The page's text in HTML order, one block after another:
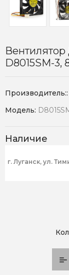
D8015SM-3,
Производитель::
Модель:
Наличие
г. Луганск, ул.